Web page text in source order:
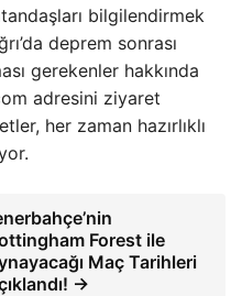
bilgilendirmek
deprem sonrası
gerekenler hakkında
adresini ziyaret
her zaman hazırlıklı
Forest ile
Maç Tarihleri
→